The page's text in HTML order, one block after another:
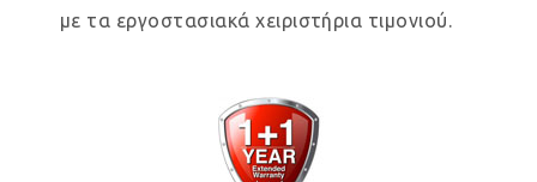
με τα εργοστασιακά χειριστήρια τιμονιού.